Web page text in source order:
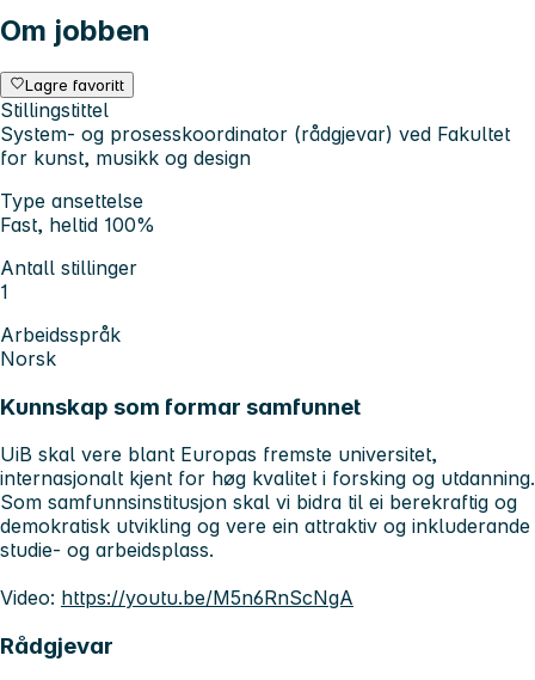
Om jobben
Lagre favoritt
Stillingstittel
System- og prosesskoordinator (rådgjevar) ved Fakultet
for kunst, musikk og design
Type ansettelse
Fast, heltid 100%
Antall stillinger
1
Arbeidsspråk
Norsk
Kunnskap som formar samfunnet
UiB skal vere blant Europas fremste universitet,
internasjonalt kjent for høg kvalitet i forsking og utdanning.
Som samfunnsinstitusjon skal vi bidra til ei berekraftig og
demokratisk utvikling og vere ein attraktiv og inkluderande
studie- og arbeidsplass.
Video: https://youtu.be/M5n6RnScNgA
Rådgjevar